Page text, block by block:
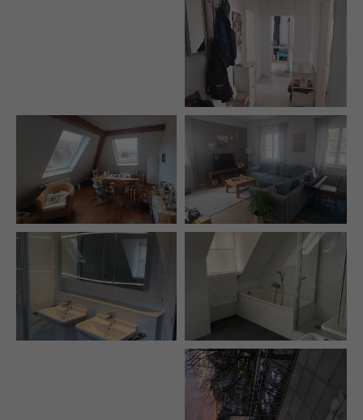
About us
Lorem ipsum dolor sit amet, consectetuer adipiscing
elit.
Aenean commodo ligula eget dolor. Aenean massa.
Cum sociis natoque penatibus et magnis dis parturient
montes, nascetur ridiculus mus. Donec quam felis,
ultricies nec.